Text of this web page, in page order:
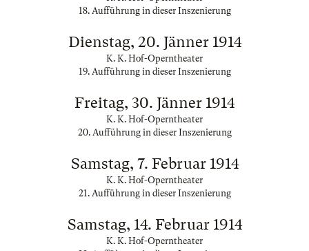
18. Aufführung in dieser Inszenierung
Dienstag, 20. Jänner 1914
K. K. Hof-Operntheater
19. Aufführung in dieser Inszenierung
Freitag, 30. Jänner 1914
K. K. Hof-Operntheater
20. Aufführung in dieser Inszenierung
Samstag, 7. Februar 1914
K. K. Hof-Operntheater
21. Aufführung in dieser Inszenierung
Samstag, 14. Februar 1914
K. K. Hof-Operntheater